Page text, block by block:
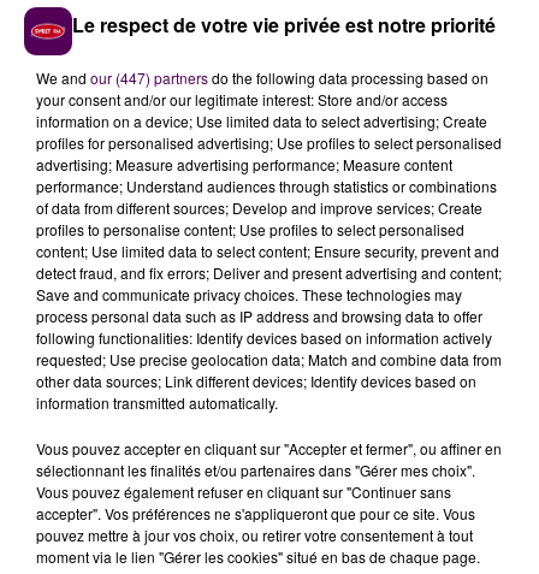
Un bruit suspect, une trace étrange, un sentiment de
présence... Certains sont persuadés queleur
habitation est touchée par un phénomène
paranormal, veulent des réponses, mais ne savent
pas vers qui se tourner. C’est pour leur venir en aide
que des Sarthois et Mayennais ont créé l’association
Paranormal Exploration France."C’est un sujet très
sensible. Beaucoup n’osent pas en parler, de peur de
ne pas être pris au sérieux"confie le président
sarthois de la structure, Davy Brossard.
LES CAMÉRAS TOURNENT UNE PARTIE
DE LA NUIT
Après la prise de contact, les chasseurs d’esprits se
déplacent et mènent leur enquête, notamment
caméras et micros, qu’ils laissent tourner une partie
de la nuit, tout en s’assurant d’abord qu’il n’y a pas une
Le respect de votre vie privée est notre priorité
We and our (447) partnersdo the following data processing based on
your consent and/or our legitimate interest: Store and/or access
information on a device; Use limited data to select advertising; Create
profiles for personalised advertising; Use profiles to select personalised
advertising; Measure advertising performance; Measure content
performance; Understand audiences through statistics or combinations
of data from different sources; Develop and improve services; Create
profiles to personalise content; Use profiles to select personalised
content; Use limited data to select content; Ensure security, prevent and
detect fraud, and fix errors; Deliver and present advertising and content;
Save and communicate privacy choices. These technologies may
process personal data such as IP address and browsing data to offer
following functionalities: Identify devices based on information actively
requested; Use precise geolocation data; Match and combine data from
other data sources; Link different devices; Identify devices based on
information transmitted automatically.
Vous pouvez accepter en cliquant sur "Accepter et fermer", ou affiner en
sélectionnant les finalités et/ou partenaires dans "Gérer mes choix".
Vous pouvez également refuser en cliquant sur "Continuer sans
accepter". Vos préférences ne s'appliqueront que pour ce site. Vous
pouvez mettre à jour vos choix, ou retirer votre consentement à tout
moment via le lien "Gérer les cookies" situé en bas de chaque page.